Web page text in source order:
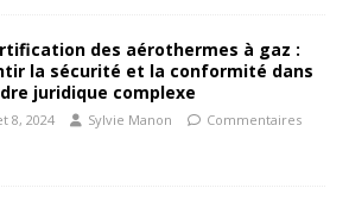
des aérothermes à gaz :
la sécurité et la conformité dans
juridique complexe
8, 2024 Sylvie Manon
Commentaires